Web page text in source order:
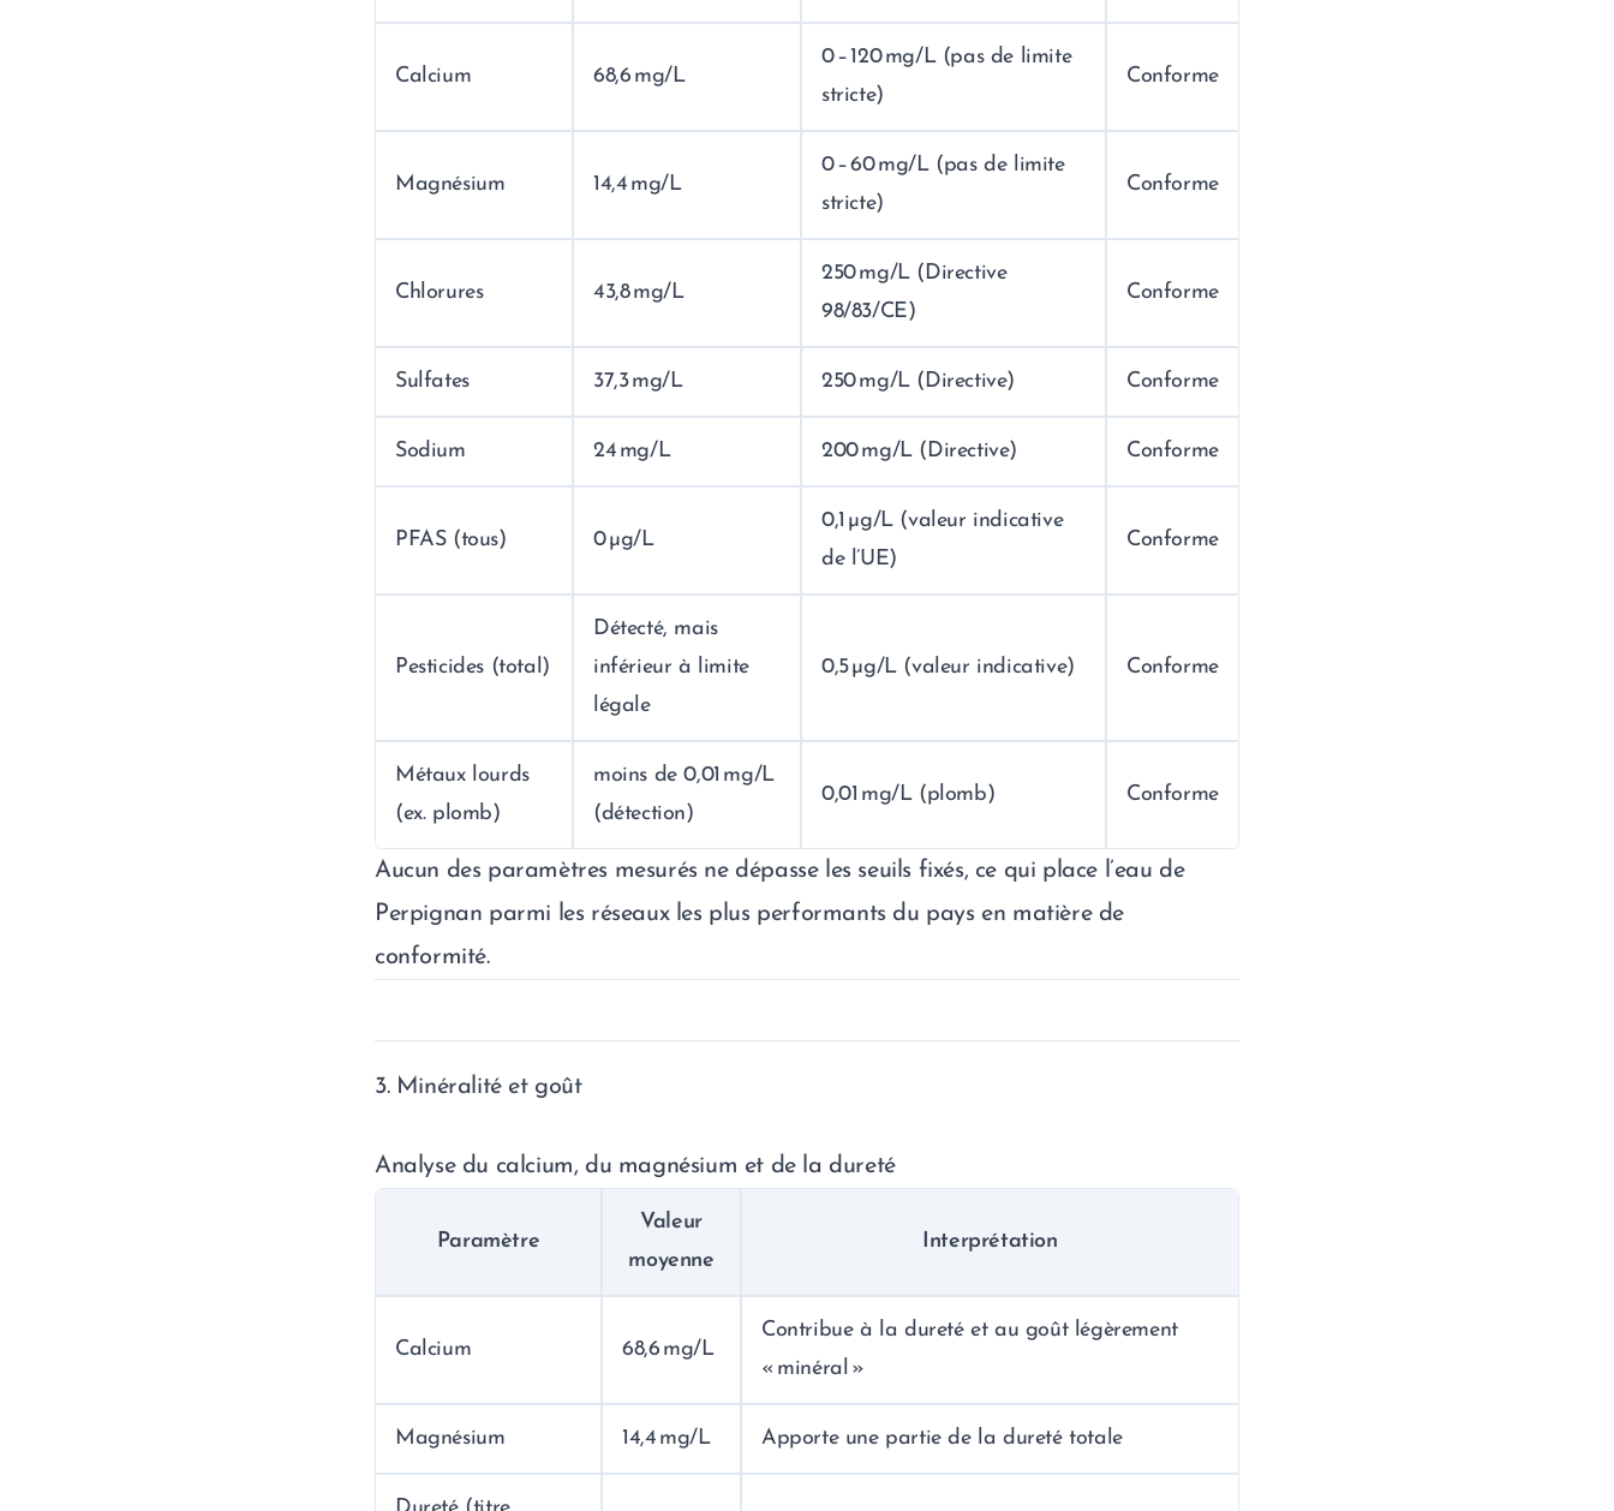
Calcium 68,6 mg/L
0 – 120 mg/L (pas de limite
stricte)
Conforme
Magnésium 14,4 mg/L
0 – 60 mg/L (pas de limite
stricte)
Conforme
Chlorures 43,8 mg/L
250 mg/L (Directive
98/83/CE)
Conforme
Sulfates 37,3 mg/L 250 mg/L (Directive) Conforme
Sodium 24 mg/L 200 mg/L (Directive) Conforme
PFAS (tous) 0 µg/L
0,1 µg/L (valeur indicative
de l’UE)
Conforme
Pesticides (total)
Détecté, mais
inférieur à limite
légale
0,5 µg/L (valeur indicative) Conforme
Métaux lourds
(ex. plomb)
moins de 0,01 mg/L
(détection)
0,01 mg/L (plomb) Conforme
Aucun des paramètres mesurés ne dépasse les seuils fixés, ce qui place l’eau de
Perpignan parmi les réseaux les plus performants du pays en matière de
conformité.
3. Minéralité et goût
Analyse du calcium, du magnésium et de la dureté
Paramètre
Valeur
moyenne
Interprétation
Calcium 68,6 mg/L
Contribue à la dureté et au goût légèrement
« minéral »
Magnésium 14,4 mg/L Apporte une partie de la dureté totale